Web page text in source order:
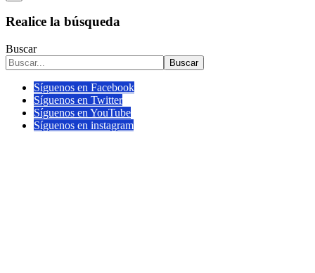
Realice la búsqueda
Buscar
Buscar
Síguenos en Facebook
Síguenos en Twitter
Síguenos en YouTube
Síguenos en instagram